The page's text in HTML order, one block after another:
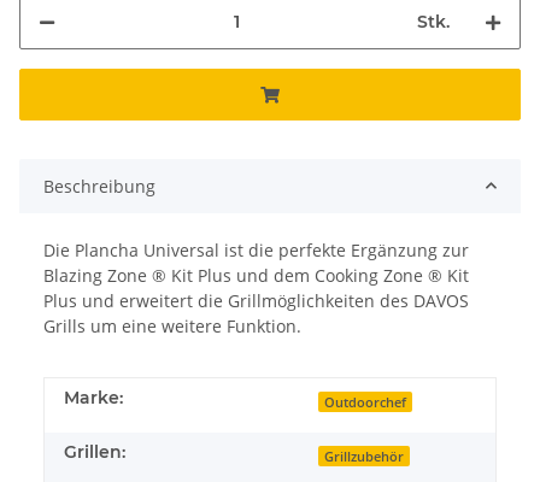
Stk.
Beschreibung
Die Plancha Universal ist die perfekte Ergänzung zur
Blazing Zone ® Kit Plus und dem Cooking Zone ® Kit
Plus und erweitert die Grillmöglichkeiten des DAVOS
Grills um eine weitere Funktion.
Marke: Outdoorchef
Grillen: Grillzubehör